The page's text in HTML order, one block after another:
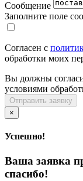
Сообщение
Заполните поле
Согласен с
обработки моих
Вы должны
условиями
Отправить заявку
×
Успешно!
Ваша заявка
спасибо!